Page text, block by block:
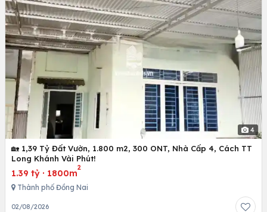
4
🏡 1,39 Tỷ Đất Vườn, 1.800 m2, 300 ONT, Nhà Cấp 4, Cách TT
Long Khánh Vài Phút!
1.39 tỷ · 1800m
2
Thành phố Đồng Nai
02/08/2026